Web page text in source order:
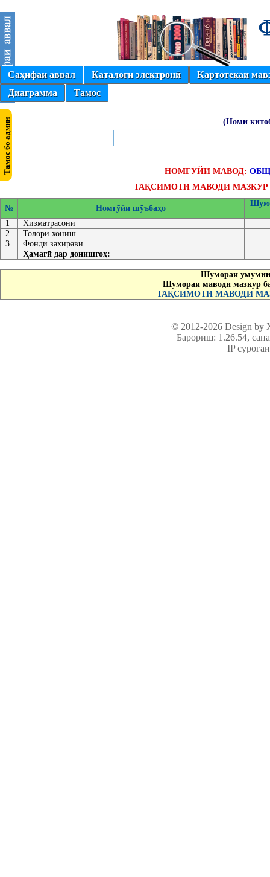
Саҳифаи аввал Каталоги электронӣ
Картотекаи
Диаграмма
Тамос
(Номи
НОМГӮЙИ МАВОД:
ТАҚСИМОТИ МАВОДИ
№ Номгӯйи шӯъбаҳо
1
Хизматрасони
2
Толори хониш
3
Фонди захирави
Ҳамагӣ дар донишгоҳ:
Шумораи умумии
Шумораи маводи мазкур
ТАҚСИМОТИ МАВОДИ
© 2012-2026 Design
Барориш: 1.26.54,
IP